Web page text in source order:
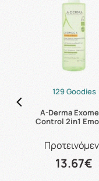
129 Goodies
A-Derma
Control 2in1
13.67€